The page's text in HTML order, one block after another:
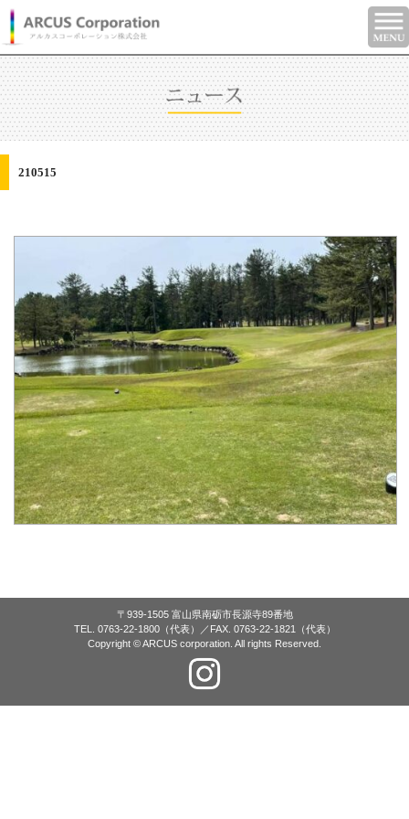
210515
〒939-1505 富山県南砺市長源寺89番地
TEL. 0763-22-1800（代表）／FAX. 0763-22-1821（代表）
Copyright © ARCUS corporation. All rights Reserved.